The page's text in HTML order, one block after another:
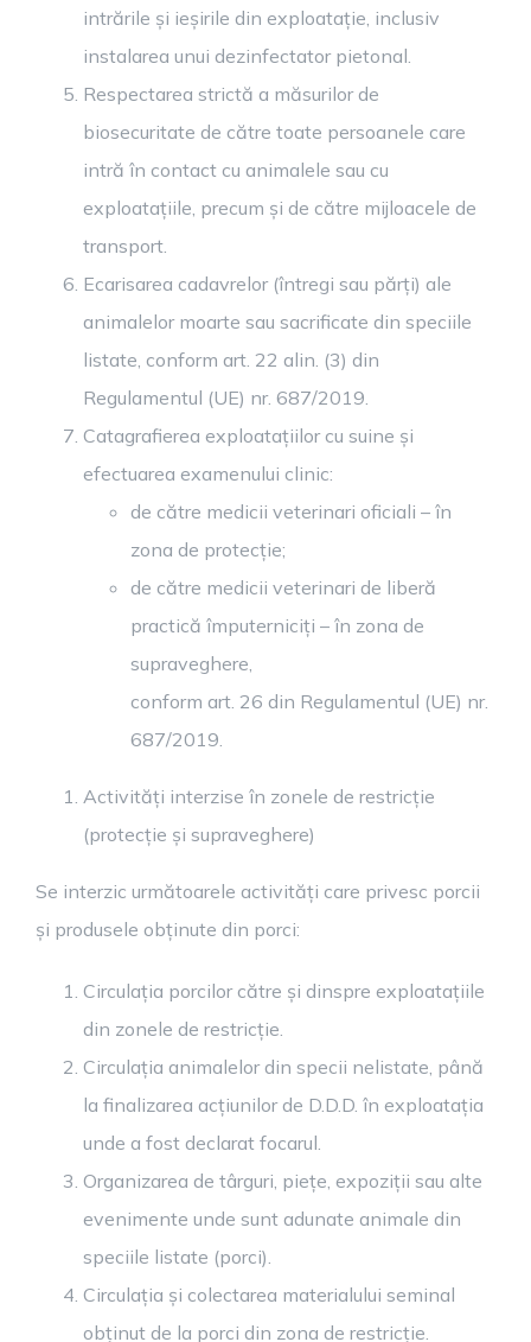
intrările și ieșirile din exploatație, inclusiv
instalarea unui dezinfectator pietonal.
Respectarea strictă a măsurilor de
biosecuritate de către toate persoanele care
intră în contact cu animalele sau cu
exploatațiile, precum și de către mijloacele de
transport.
Ecarisarea cadavrelor (întregi sau părți) ale
animalelor moarte sau sacrificate din speciile
listate, conform art. 22 alin. (3) din
Regulamentul (UE) nr. 687/2019.
Catagrafierea exploatațiilor cu suine și
efectuarea examenului clinic:
de către medicii veterinari oficiali – în
zona de protecție;
de către medicii veterinari de liberă
practică împuterniciți – în zona de
supraveghere,
conform art. 26 din Regulamentul (UE) nr.
687/2019.
Activități interzise în zonele de restricție
(protecție și supraveghere)
Se interzic următoarele activități care privesc porcii
și produsele obținute din porci:
Circulația porcilor către și dinspre exploatațiile
din zonele de restricție.
Circulația animalelor din specii nelistate, până
la finalizarea acțiunilor de D.D.D. în exploatația
unde a fost declarat focarul.
Organizarea de târguri, piețe, expoziții sau alte
evenimente unde sunt adunate animale din
speciile listate (porci).
Circulația și colectarea materialului seminal
obținut de la porci din zona de restricție.